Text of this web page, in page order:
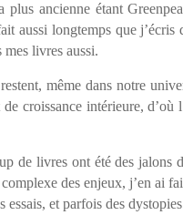
plus ancienne étant
aussi longtemps que
mes livres aussi.
même dans notre
croissance intérieure, d’où
de livres ont été des jalons
des enjeux, j’en ai
essais, et parfois des